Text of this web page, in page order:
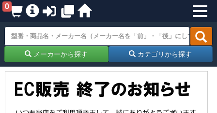
0
メーカーから探す カテゴリから探す